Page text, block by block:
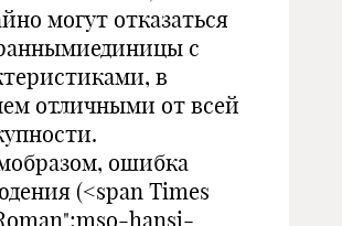
могут отказаться
с
в
отличными от всей
ошибка
(<span Times
hansi-